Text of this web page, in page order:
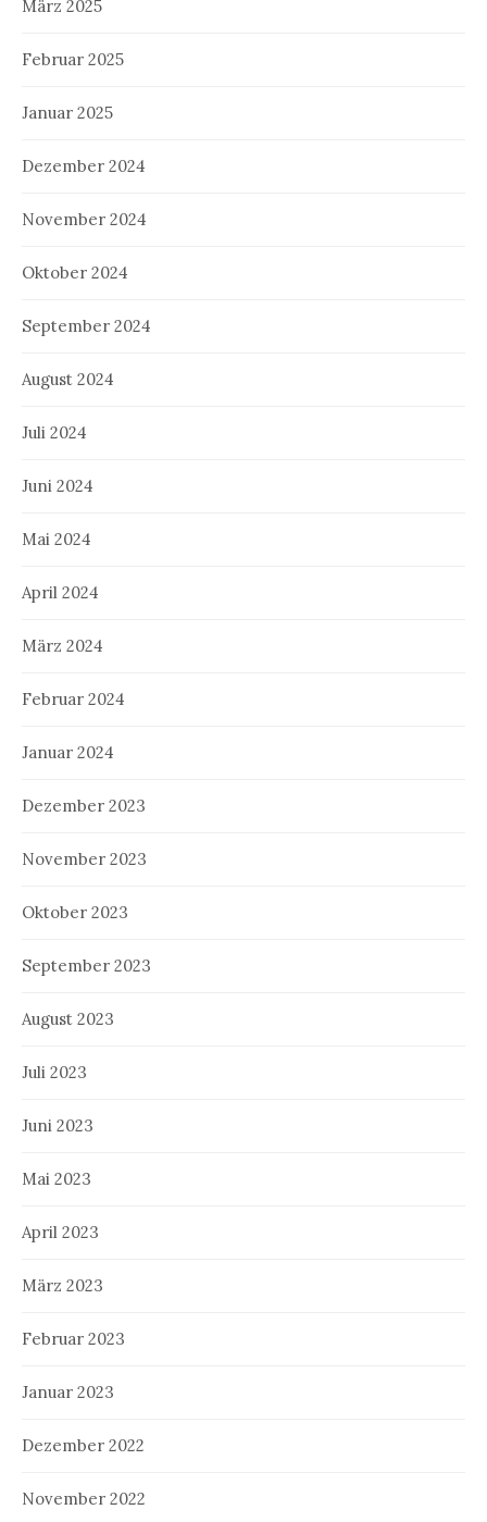
März 2025
Februar 2025
Januar 2025
Dezember 2024
November 2024
Oktober 2024
September 2024
August 2024
Juli 2024
Juni 2024
Mai 2024
April 2024
März 2024
Februar 2024
Januar 2024
Dezember 2023
November 2023
Oktober 2023
September 2023
August 2023
Juli 2023
Juni 2023
Mai 2023
April 2023
März 2023
Februar 2023
Januar 2023
Dezember 2022
November 2022